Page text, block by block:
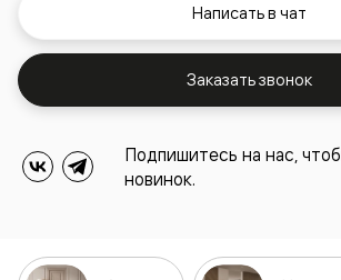
Написать в чат
Заказать звонок
Подпишитесь на нас,
новинок.